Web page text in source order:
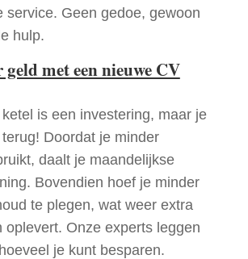
service. Geen gedoe, gewoon
hulp.
geld met een nieuwe CV
is een investering, maar je
Doordat je minder
daalt je maandelijkse
Bovendien hoef je minder
te plegen, wat weer extra
oplevert. Onze experts leggen
je kunt besparen.